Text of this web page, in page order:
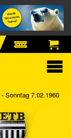
- Sonntag 7.02.1960